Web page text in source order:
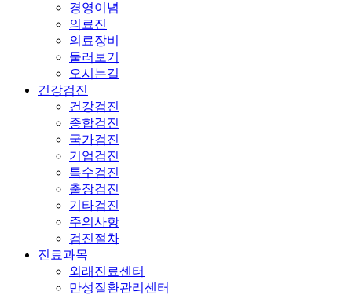
경영이념
의료진
의료장비
둘러보기
오시는길
건강검진
건강검진
종합검진
국가검진
기업검진
특수검진
출장검진
기타검진
주의사항
검진절차
진료과목
외래진료센터
만성질환관리센터